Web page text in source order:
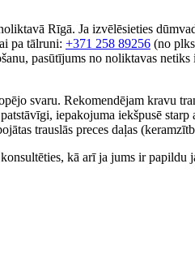
Rīgā. Ja izvēlēsieties
pa tālruni: +371 258 89256 (no
pasūtījums no noliktavas netiks
svaru. Rekomendējam kravu
iepakojuma iekšpusē
trauslās preces daļas
kā arī ja jums ir